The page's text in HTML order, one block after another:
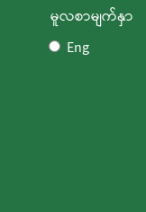
မူလစာမျက်နှာ
Eng